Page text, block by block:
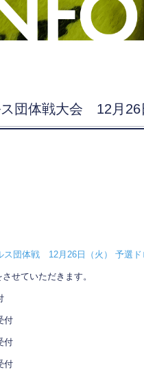
団体戦大会 12月26
団体戦 12月26日（火） 予選ド
させていただきます。
付
付
付